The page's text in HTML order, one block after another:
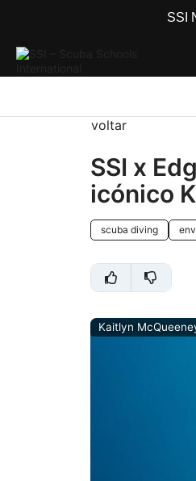
SSI
voltar
SSI x
icónico
scuba diving
Kaitlyn